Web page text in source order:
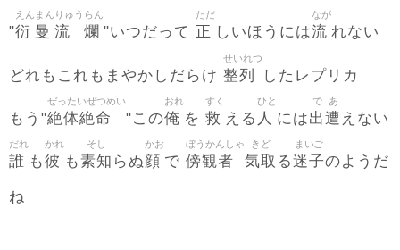
"衍
えん
曼
まん
流
りゅう
爛
らん
"いつだって 正
ただ
しいほうには流
なが
れない
どれもこれもまやかしだらけ 整列
せいれつ
したレプリカ
もう"絶体絶命
ぜったいぜつめい
"この俺
おれ
を 救
すく
える 人
ひと
には出
で
遭
あ
えない
誰
だれ
も彼
かれ
も素知
そし
らぬ顔
かお
で 傍観者
ぼうかんしゃ
気取
きど
る迷子
まいご
のようだ
ね